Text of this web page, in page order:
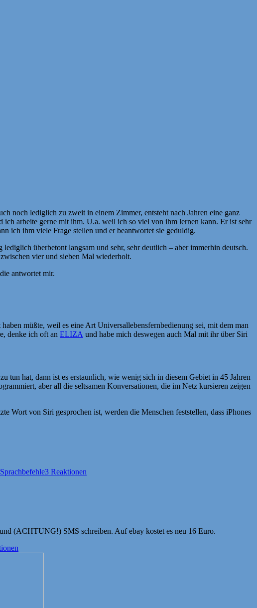
noch lediglich zu zweit in einem Zimmer, entsteht nach Jahren eine ganz
arbeite gerne mit ihm. U.a. weil ich so viel von ihm lernen kann. Er ist sehr
ich ihm viele Frage stellen und er beantwortet sie geduldig.
überbetont langsam und sehr, sehr deutlich – aber immerhin deutsch.
vier und sieben Mal wiederholt.
antwortet mir.
müßte, weil es eine Art Universallebensfernbedienung sei, mit dem man
denke ich oft an ELIZA und habe mich deswegen auch Mal mit ihr über Siri
tun hat, dann ist es erstaunlich, wie wenig sich in diesem Gebiet in 45 Jahren
aber all die seltsamen Konversationen, die im Netz kursieren zeigen
Wort von Siri gesprochen ist, werden die Menschen feststellen, dass iPhones
Sprachbefehle3 Reaktionen
(ACHTUNG!) SMS schreiben. Auf ebay kostet es neu 16 Euro.